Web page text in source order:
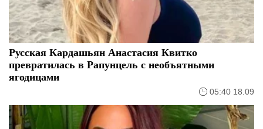
Русская Кардашьян Анастасия Квитко
превратилась в Рапунцель с необъятными
ягодицами
05:40 18.09